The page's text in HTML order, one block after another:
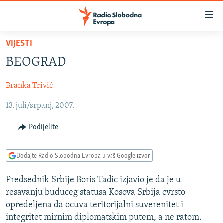
Pređite
glavni
Pređite
na
navigaciju
Pređite
na
pretragu
SRBIJA
KOSOVO
CRNA GORA
VIZUELNO
VIDEO
FOTOGALERIJE
INFOGRAFIKE
PODCASTI
RAT U UKRAJINI
KINA NA BALKANU
RSE PRIČE IZ SVIJETA
VIJESTI
BEOGRAD
Branka Trivić
13. juli/srpanj, 2007.
Podijelite
Dodajte Radio Slobodna Evropa u vaš Google izvor
Predsednik Srbije Boris Tadic izjavio je da je u
resavanju buduceg statusa Kosova Srbija cvrsto
opredeljena da ocuva teritorijalni suverenitet i
integritet mirnim diplomatskim putem, a ne ratom.